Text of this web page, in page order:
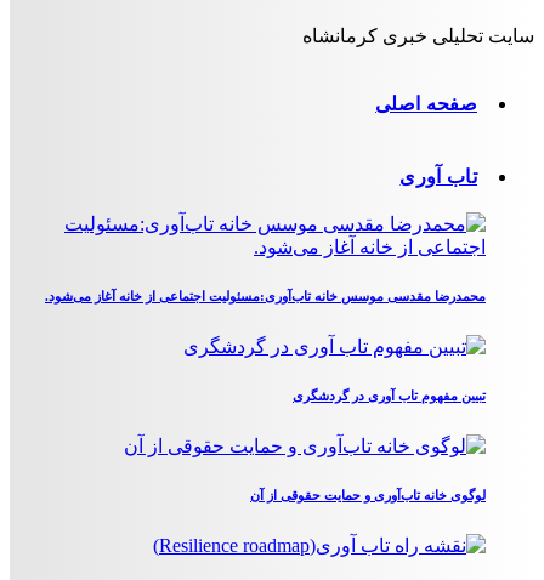
سایت تحلیلی خبری کرمانشاه
صفحه اصلی
تاب آوری
محمدرضا مقدسی موسس خانه تاب‌آوری:مسئولیت اجتماعی از خانه آغاز می‌شود.
تبیین مفهوم تاب آوری در گردشگری
لوگوی خانه تاب‌آوری و حمایت حقوقی از آن